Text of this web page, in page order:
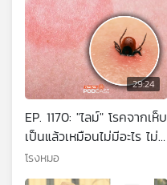
29:24
EP. 1170: "ไลม์" โรคจากเห็บ
เป็นแล้วเหมือนไม่มีอะไร ไม่
รักษาเสี่ยงตายได้
โรงหมอ